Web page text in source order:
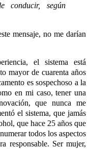
conducir, según
mensaje, no me darían
el sistema está
mayor de cuarenta años
es sospechoso a la
en mi caso, tener una
que nunca me
el sistema, que jamás
que hace 25 años que
todos los aspectos
responsable. Ser mujer,